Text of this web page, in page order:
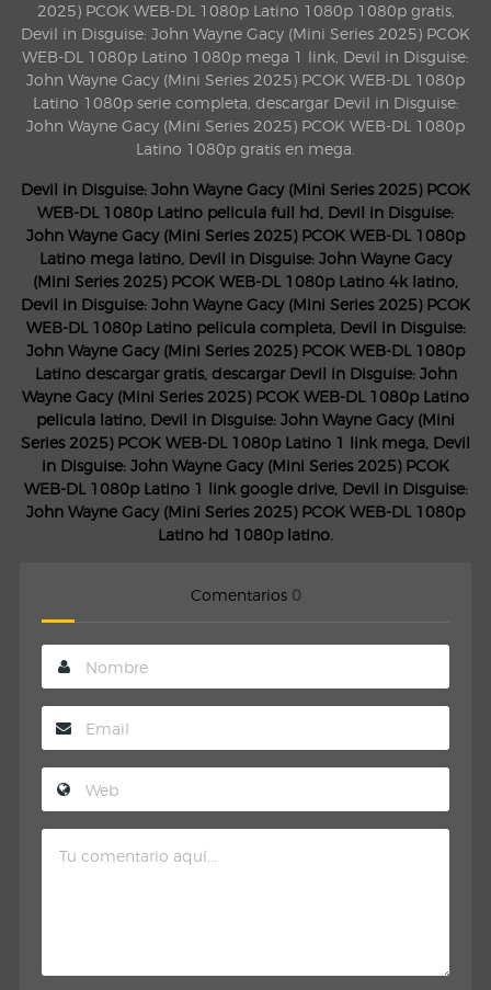
2025) PCOK WEB-DL 1080p Latino 1080p 1080p gratis,
Devil in Disguise: John Wayne Gacy (Mini Series 2025) PCOK
WEB-DL 1080p Latino 1080p mega 1 link, Devil in Disguise:
John Wayne Gacy (Mini Series 2025) PCOK WEB-DL 1080p
Latino 1080p serie completa, descargar Devil in Disguise:
John Wayne Gacy (Mini Series 2025) PCOK WEB-DL 1080p
Latino 1080p gratis en mega.
Devil in Disguise: John Wayne Gacy (Mini Series 2025) PCOK
WEB-DL 1080p Latino pelicula full hd, Devil in Disguise:
John Wayne Gacy (Mini Series 2025) PCOK WEB-DL 1080p
Latino mega latino, Devil in Disguise: John Wayne Gacy
(Mini Series 2025) PCOK WEB-DL 1080p Latino 4k latino,
Devil in Disguise: John Wayne Gacy (Mini Series 2025) PCOK
WEB-DL 1080p Latino pelicula completa, Devil in Disguise:
John Wayne Gacy (Mini Series 2025) PCOK WEB-DL 1080p
Latino descargar gratis, descargar Devil in Disguise: John
Wayne Gacy (Mini Series 2025) PCOK WEB-DL 1080p Latino
pelicula latino, Devil in Disguise: John Wayne Gacy (Mini
Series 2025) PCOK WEB-DL 1080p Latino 1 link mega, Devil
in Disguise: John Wayne Gacy (Mini Series 2025) PCOK
WEB-DL 1080p Latino 1 link google drive, Devil in Disguise:
John Wayne Gacy (Mini Series 2025) PCOK WEB-DL 1080p
Latino hd 1080p latino.
Comentarios 0